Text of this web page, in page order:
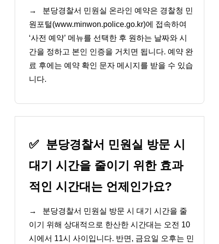
→
분당경찰서 민원실 온라인 예약은 경찰청 민
원포털(www.minwon.police.go.kr)에 접속하여
‘사전 예약’ 메뉴를 선택한 후 원하는 날짜와 시
간을 정하고 본인 인증을 거치면 됩니다. 예약 완
료 후에는 예약 확인 문자 메시지를 받을 수 있습
니다.
✅ 분당경찰서 민원실 방문 시
대기 시간을 줄이기 위한 효과
적인 시간대는 언제인가요?
→
분당경찰서 민원실 방문 시 대기 시간을 줄
이기 위해 상대적으로 한산한 시간대는 오전 10
시에서 11시 사이입니다. 반면, 금요일 오후는 민